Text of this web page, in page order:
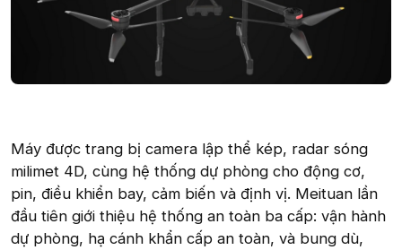
Máy được trang bị camera lập thể kép, radar sóng
milimet 4D, cùng hệ thống dự phòng cho động cơ,
pin, điều khiển bay, cảm biến và định vị. Meituan lần
đầu tiên giới thiệu hệ thống an toàn ba cấp: vận hành
dự phòng, hạ cánh khẩn cấp an toàn, và bung dù,